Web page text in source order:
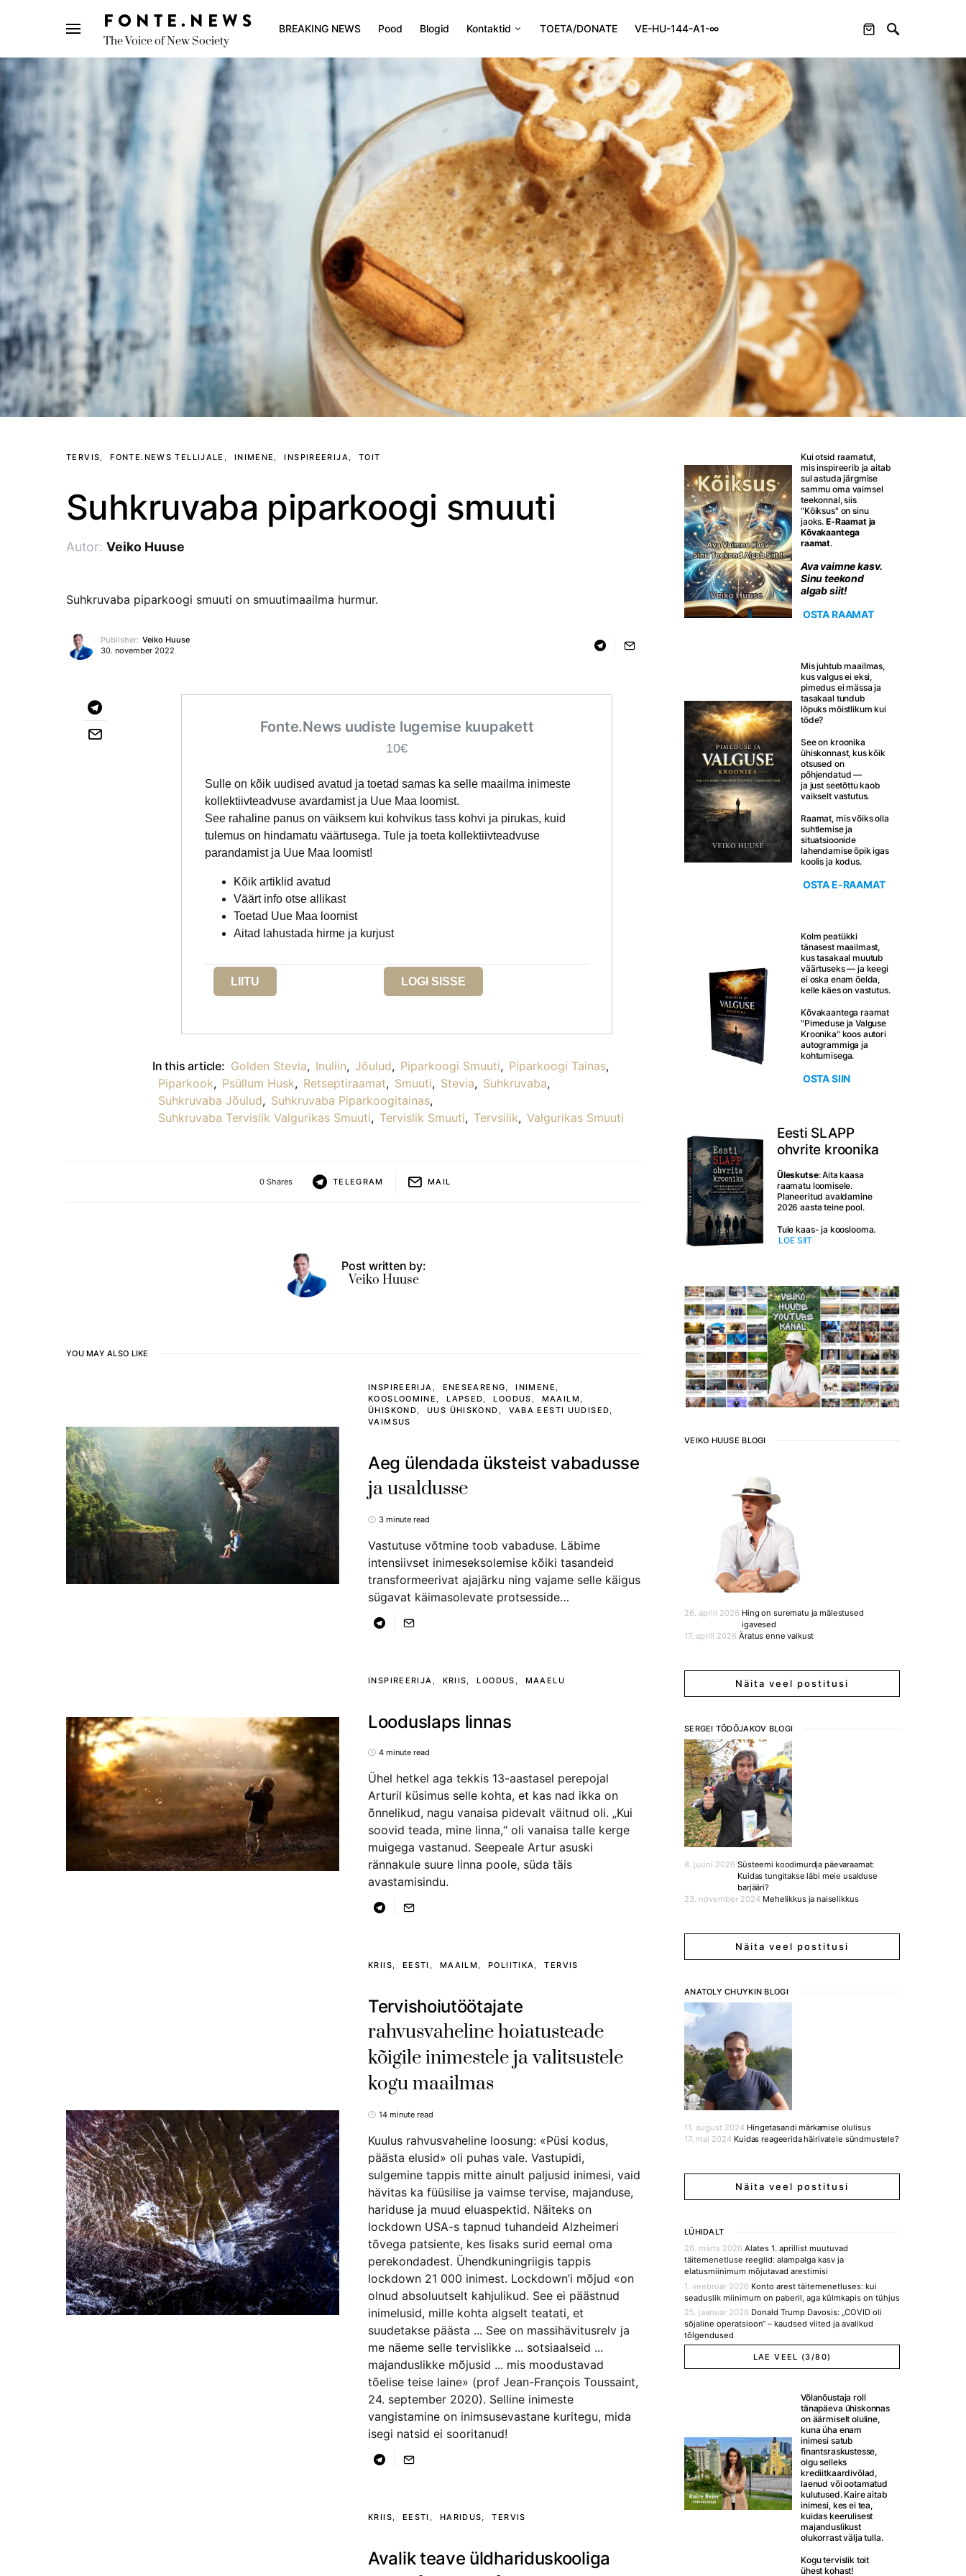
FONTE.NEWS
The Voice of New Society
BREAKING NEWS Pood Blogid Kontaktid TOETA/DONATE VE-HU-144-A1-∞
Search for:
TERVIS FONTE.NEWS TELLIJALE INIMENE INSPIREERIJA TOIT
Suhkruvaba piparkoogi smuuti
Autor: Veiko Huuse
Suhkruvaba piparkoogi smuuti on smuutimaailma hurmur.
Publisher: Veiko Huuse
30. november 2022
Fonte.News uudiste lugemise kuupakett
10€
Sulle on kõik uudised avatud ja toetad samas ka selle maailma inimeste
kollektiivteadvuse avardamist ja Uue Maa loomist.
See rahaline panus on väiksem kui kohvikus tass kohvi ja pirukas, kuid
tulemus on hindamatu väärtusega. Tule ja toeta kollektiivteadvuse
parandamist ja Uue Maa loomist!
Kõik artiklid avatud
Väärt info otse allikast
Toetad Uue Maa loomist
Aitad lahustada hirme ja kurjust
LIITU LOGI SISSE
In this article: Golden Stevia, Inuliin, Jõulud, Piparkoogi Smuuti, Piparkoogi Tainas,
Piparkook, Psüllum Husk, Retseptiraamat, Smuuti, Stevia, Suhkruvaba,
Suhkruvaba Jõulud, Suhkruvaba Piparkoogitainas,
Suhkruvaba Tervislik Valgurikas Smuuti, Tervislik Smuuti, Tervsilik, Valgurikas Smuuti
0 Shares TELEGRAM MAIL
Post written by:
Veiko Huuse
YOU MAY ALSO LIKE
INSPIREERIJA ENESEARENG
INIMENE
KOOSLOOMINE
LAPSED LOODUS
MAAILM
ÜHISKOND
UUS ÜHISKOND
VABA EESTI UUDISED
VAIMSUS
Aeg ülendada üksteist vabadusse
ja usaldusse
3 minute read
Vastutuse võtmine toob vabaduse. Läbime
intensiivset inimeseksolemise kõiki tasandeid
transformeerivat ajajärku ning vajame selle käigus
sügavat käimasolevate protsesside…
INSPIREERIJA KRIIS LOODUS MAAELU
Looduslaps linnas
4 minute read
Ühel hetkel aga tekkis 13-aastasel perepojal
Arturil küsimus selle kohta, et kas nad ikka on
õnnelikud, nagu vanaisa pidevalt väitnud oli. „Kui
soovid teada, mine linna,“ oli vanaisa talle kerge
muigega vastanud. Seepeale Artur asuski
rännakule suure linna poole, süda täis
avastamisindu.
KRIIS EESTI MAAILM POLIITIKA TERVIS
Tervishoiutöötajate
rahvusvaheline hoiatusteade
kõigile inimestele ja valitsustele
kogu maailmas
14 minute read
Kuulus rahvusvaheline loosung: «Püsi kodus,
päästa elusid» oli puhas vale. Vastupidi,
sulgemine tappis mitte ainult paljusid inimesi, vaid
hävitas ka füüsilise ja vaimse tervise, majanduse,
hariduse ja muud eluaspektid. Näiteks on
lockdown USA-s tapnud tuhandeid Alzheimeri
tõvega patsiente, kes lisaks surid eemal oma
perekondadest. Ühendkuningriigis tappis
lockdown 21 000 inimest. Lockdown’i mõjud «on
olnud absoluutselt kahjulikud. See ei päästnud
inimelusid, mille kohta algselt teatati, et
suudetakse päästa ... See on massihävitusrelv ja
me näeme selle tervislikke ... sotsiaalseid ...
majanduslikke mõjusid ... mis moodustavad
tõelise teise laine» (prof Jean-François Toussaint,
24. september 2020). Selline inimeste
vangistamine on inimsusevastane kuritegu, mida
isegi natsid ei sooritanud!
KRIIS EESTI HARIDUS TERVIS
Avalik teave üldhariduskooliga
Kui otsid raamatut,
mis inspireerib ja aitab
sul astuda järgmise
sammu oma vaimsel
teekonnal, siis
"Kõiksus" on sinu
jaoks. E-Raamat ja
Kõvakaantega
raamat.
Ava vaimne kasv.
Sinu teekond
algab siit!
OSTA RAAMAT
Mis juhtub maailmas,
kus valgus ei eksi,
pimedus ei mässa ja
tasakaal tundub
lõpuks mõistlikum kui
tõde?
See on kroonika
ühiskonnast, kus kõik
otsused on
põhjendatud —
ja just seetõttu kaob
vaikselt vastutus.
Raamat, mis võiks olla
suhtlemise ja
situatsioonide
lahendamise õpik igas
koolis ja kodus.
OSTA E-RAAMAT
Kolm peatükki
tänasest maailmast,
kus tasakaal muutub
väärtuseks — ja keegi
ei oska enam öelda,
kelle käes on vastutus.
Kõvakaantega raamat
"Pimeduse ja Valguse
Kroonika" koos autori
autogrammiga ja
kohtumisega.
OSTA SIIN
Eesti SLAPP
ohvrite kroonika
Üleskutse: Aita kaasa
raamatu loomisele.
Planeeritud avaldamine
2026 aasta teine pool.
Tule kaas- ja kooslooma.
LOE SIIT
VEIKO HUUSE BLOGI
Hing on surematu ja mälestused
igavesed
26. aprill 2026
Äratus enne vaikust
17. aprill 2026
Näita veel postitusi
SERGEI TÕDÕJAKOV BLOGI
Süsteemi koodimurdja päevaraamat:
Kuidas tungitakse läbi meie usalduse
barjääri?
8. juuni 2026
Mehelikkus ja naiselikkus
23. november 2024
Näita veel postitusi
ANATOLY CHUYKIN BLOGI
Hingetasandi märkamise olulisus
11. august 2024
Kuidas reageerida häirivatele sündmustele?
17. mai 2024
Näita veel postitusi
LÜHIDALT
26. märts 2026 Alates 1. aprillist muutuvad
täitemenetluse reeglid: alampalga kasv ja
elatusmiinimum mõjutavad arestimisi
1. veebruar 2026 Konto arest täitemenetluses: kui
seaduslik miinimum on paberil, aga külmkapis on tühjus
25. jaanuar 2026 Donald Trump Davosis: „COVID oli
sõjaline operatsioon“ – kaudsed viited ja avalikud
tõlgendused
LAE VEEL (3/80)
Võlanõustaja roll
tänapäeva ühiskonnas
on äärmiselt oluline,
kuna üha enam
inimesi satub
finantsraskustesse,
olgu selleks
krediitkaardivõlad,
laenud või ootamatud
kulutused. Kaire aitab
inimesi, kes ei tea,
kuidas keerulisest
majanduslikust
olukorrast välja tulla.
Kogu tervislik toit
ühest kohast!